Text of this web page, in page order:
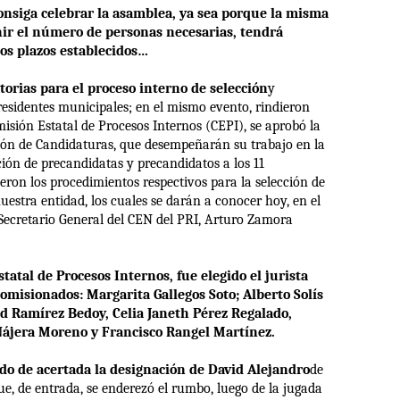
celebrar la asamblea, ya sea porque la misma
el número de personas necesarias, tendrá
plazos establecidos…
para el proceso interno de seleccióny
municipales; en el mismo evento, rindieron
Estatal de Procesos Internos (CEPI), se aprobó la
de Candidaturas, que desempeñarán su trabajo en la
de precandidatas y precandidatos a los 11
los procedimientos respectivos para la selección de
entidad, los cuales se darán a conocer hoy, en el
General del CEN del PRI, Arturo Zamora
de Procesos Internos, fue elegido el jurista
Margarita Gallegos Soto; Alberto Solís
Ramírez Bedoy, Celia Janeth Pérez Regalado,
Moreno y Francisco Rangel Martínez.
de acertada la designación de David Alejandrode
de entrada, se enderezó el rumbo, luego de la jugada